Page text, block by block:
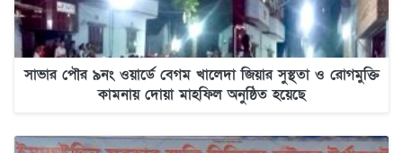
সাভার পৌর ৯নং ওয়ার্ডে বেগম খালেদা জিয়ার সুস্থতা ও রোগমুক্তি
কামনায় দোয়া মাহফিল অনুষ্ঠিত হয়েছে